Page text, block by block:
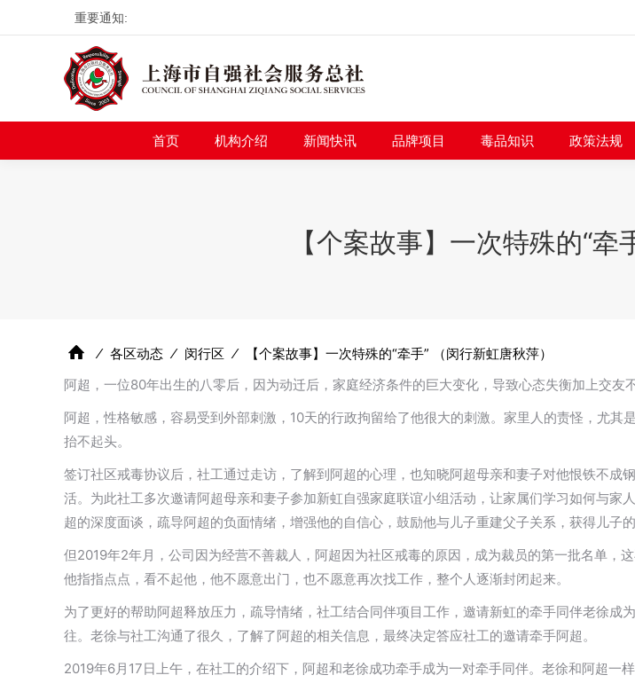
重要通知:
首页 机构介绍 新闻快讯 品牌项目 毒品知识 政策法规
【个案故事】一次特殊的“牵
⁄ 各区动态 ⁄ 闵行区 ⁄
【个案故事】一次特殊的“牵手” （闵行新虹唐秋萍）
阿超，一位80年出生的八零后，因为动迁后，家庭经济条件的巨大变化，导致心态失衡加上交友
阿超，性格敏感，容易受到外部刺激，10天的行政拘留给了他很大的刺激。家里人的责怪，尤
抬不起头。
签订社区戒毒协议后，社工通过走访，了解到阿超的心理，也知晓阿超母亲和妻子对他恨铁不
活。为此社工多次邀请阿超母亲和妻子参加新虹自强家庭联谊小组活动，让家属们学习如何与
超的深度面谈，疏导阿超的负面情绪，增强他的自信心，鼓励他与儿子重建父子关系，获得儿子
但2019年2年月，公司因为经营不善裁人，阿超因为社区戒毒的原因，成为裁员的第一批名单
他指指点点，看不起他，他不愿意出门，也不愿意再次找工作，整个人逐渐封闭起来。
为了更好的帮助阿超释放压力，疏导情绪，社工结合同伴项目工作，邀请新虹的牵手同伴老徐
往。老徐与社工沟通了很久，了解了阿超的相关信息，最终决定答应社工的邀请牵手阿超。
2019年6月17日上午，在社工的介绍下，阿超和老徐成功牵手成为一对牵手同伴。老徐和阿超
首页 机构介绍 新闻快讯 品牌项目 毒品知识